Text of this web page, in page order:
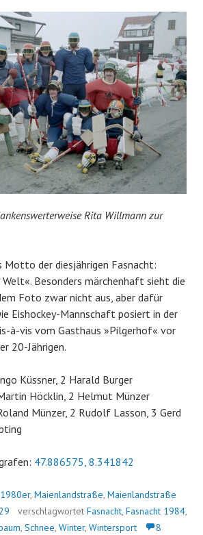
Rita Willmann zur
der diesjährigen Fasnacht:
Besonders märchenhaft sieht die
Foto zwar nicht aus, aber dafür
Eishockey-Mannschaft posiert in der
à-vis vom Gasthaus »Pilgerhof« vor
20-Jährigen.
Küssner, 2 Harald Burger
Höcklin, 2 Helmut Münzer
Münzer, 2 Rudolf Lasson, 3 Gerd
47.886575, 8.341842
1980er, Maienlandstraße, Maienlandstraße
verschlagwortet Fasnacht, Fasnacht 1984,
, Schnee, Winter, Wintersport
8